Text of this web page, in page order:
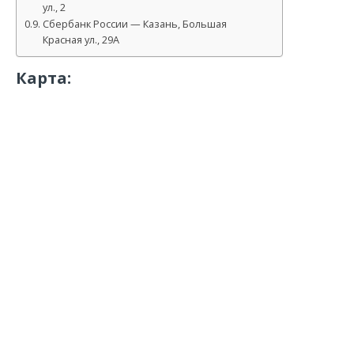
ул., 2
Сбербанк России — Казань, Большая
Красная ул., 29А
Карта: